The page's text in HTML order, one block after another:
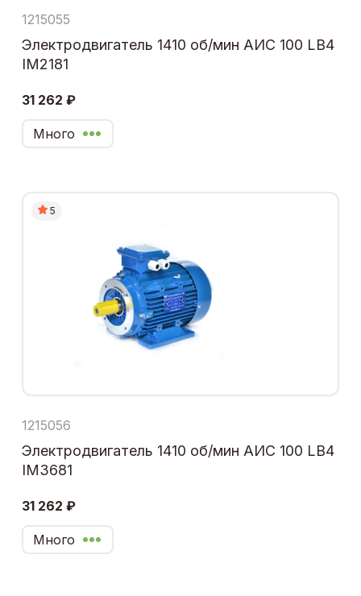
1215055
Электродвигатель 1410 об/мин АИС 100 LB4
IM2181
31 262 ₽
Много
5
1215056
Электродвигатель 1410 об/мин АИС 100 LB4
IM3681
31 262 ₽
Много